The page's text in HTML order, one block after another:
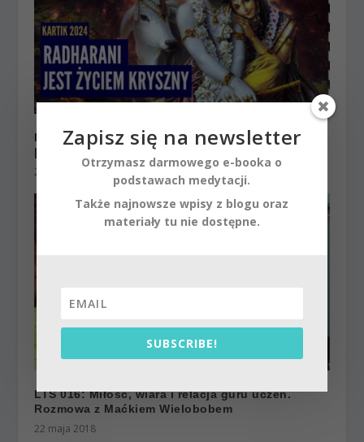
Radharani jest życiem Kryszny | Kartik 2024 ep.32
| Vaishnavapada Babaji | raganuga bhakti
2 grudnia 2024
LTS 016: Miłość, wiara i relacja guru uczeń.
Rozmowa z Maćkiem Wielobobem
22 maja 2018
Zapisz się na newsletter
Otrzymasz darmowego e-booka o
podstawach medytacji.
Także najnowsze wpisy z blogu oraz
materiały tu nie dostępne.
SUBSCRIBE!